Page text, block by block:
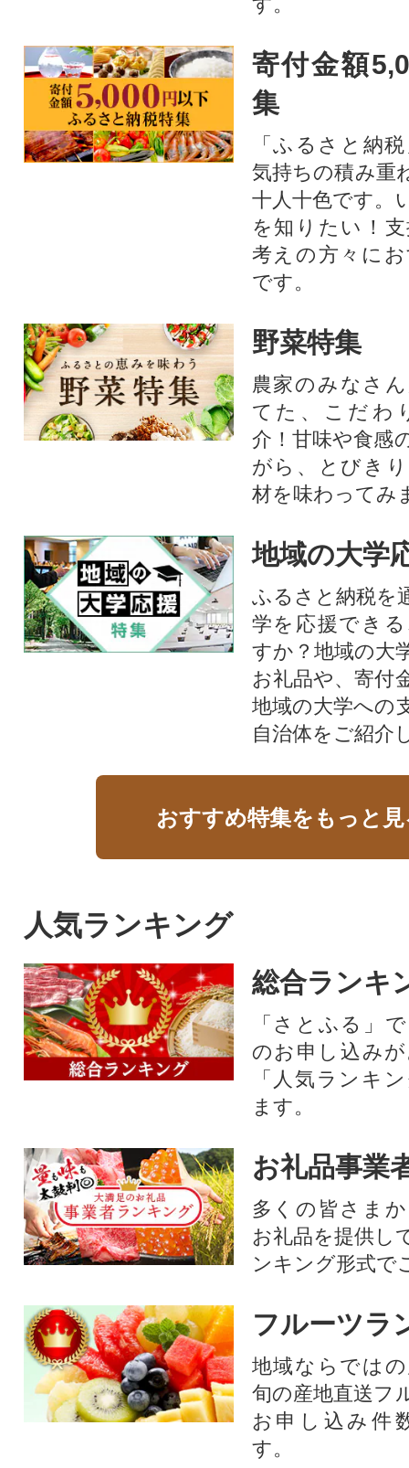
寄付金額
集
「ふるさと納
気持ちの積み重
十人十色です。
を知りたい！
考えの方々に
です。
野菜特集
農家のみなさ
てた、こだわ
介！甘味や食感
がら、とびき
材を味わってみ
地域の大学
ふるさと納税を
学を応援でき
すか？地域の大
お礼品や、寄付
地域の大学への
自治体をご紹介
おすすめ特集をもっと
人気ランキング
総合ランキ
「さとふる」
のお申し込み
「人気ランキ
ます。
お礼品事業
多くの皆さま
お礼品を提供し
ンキング形式で
フルーツラ
地域ならでは
旬の産地直送フ
お申し込み件
す。